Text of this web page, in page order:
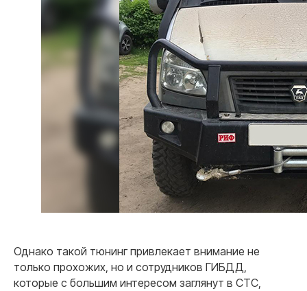
Однако такой тюнинг привлекает внимание не
только прохожих, но и сотрудников ГИБДД,
которые с большим интересом заглянут в СТС,